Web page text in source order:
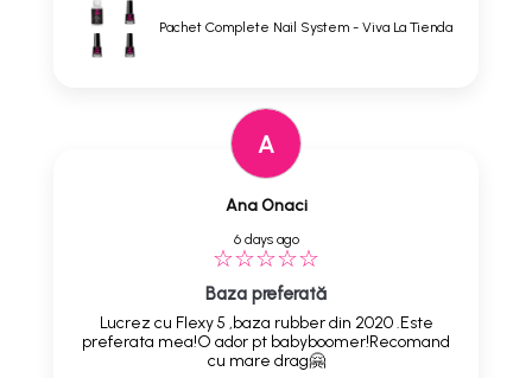
Pachet Complete Nail System - Viva La Tienda
A
Ana Onaci
6 days ago
Baza preferată
Lucrez cu Flexy 5 ,baza rubber din 2020 .Este
preferata mea!O ador pt babyboomer!Recomand
cu mare drag🤗